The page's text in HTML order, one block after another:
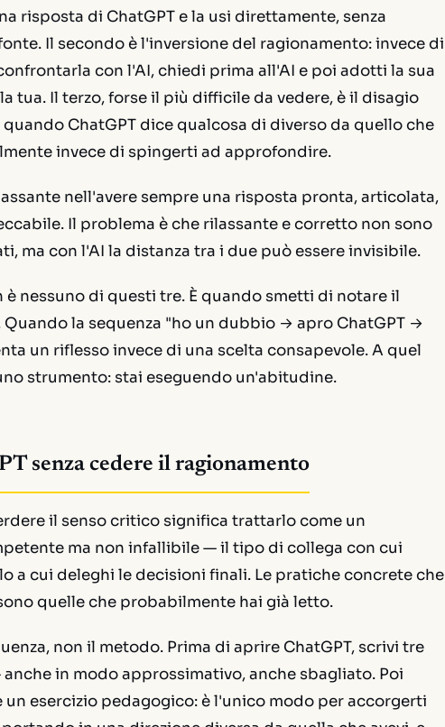
risposta di ChatGPT e la usi direttamente, senza
Il secondo è l'inversione del ragionamento: invece di
con l'AI, chiedi prima all'AI e poi adotti la sua
tua. Il terzo, forse il più difficile da vedere, è il disagio
ChatGPT dice qualcosa di diverso da quello che
invece di spingerti ad approfondire.
nell'avere sempre una risposta pronta, articolata,
Il problema è che rilassante e corretto non sono
ma con l'AI la distanza tra i due può essere invisibile.
nessuno di questi tre. È quando smetti di notare il
la sequenza "ho un dubbio → apro ChatGPT →
un riflesso invece di una scelta consapevole. A quel
strumento: stai eseguendo un'abitudine.
senza cedere il ragionamento
il senso critico significa trattarlo come un
ma non infallibile — il tipo di collega con cui
a cui deleghi le decisioni finali. Le pratiche concrete che
quelle che probabilmente hai già letto.
non il metodo. Prima di aprire ChatGPT, scrivi tre
in modo approssimativo, anche sbagliato. Poi
esercizio pedagogico: è l'unico modo per accorgerti